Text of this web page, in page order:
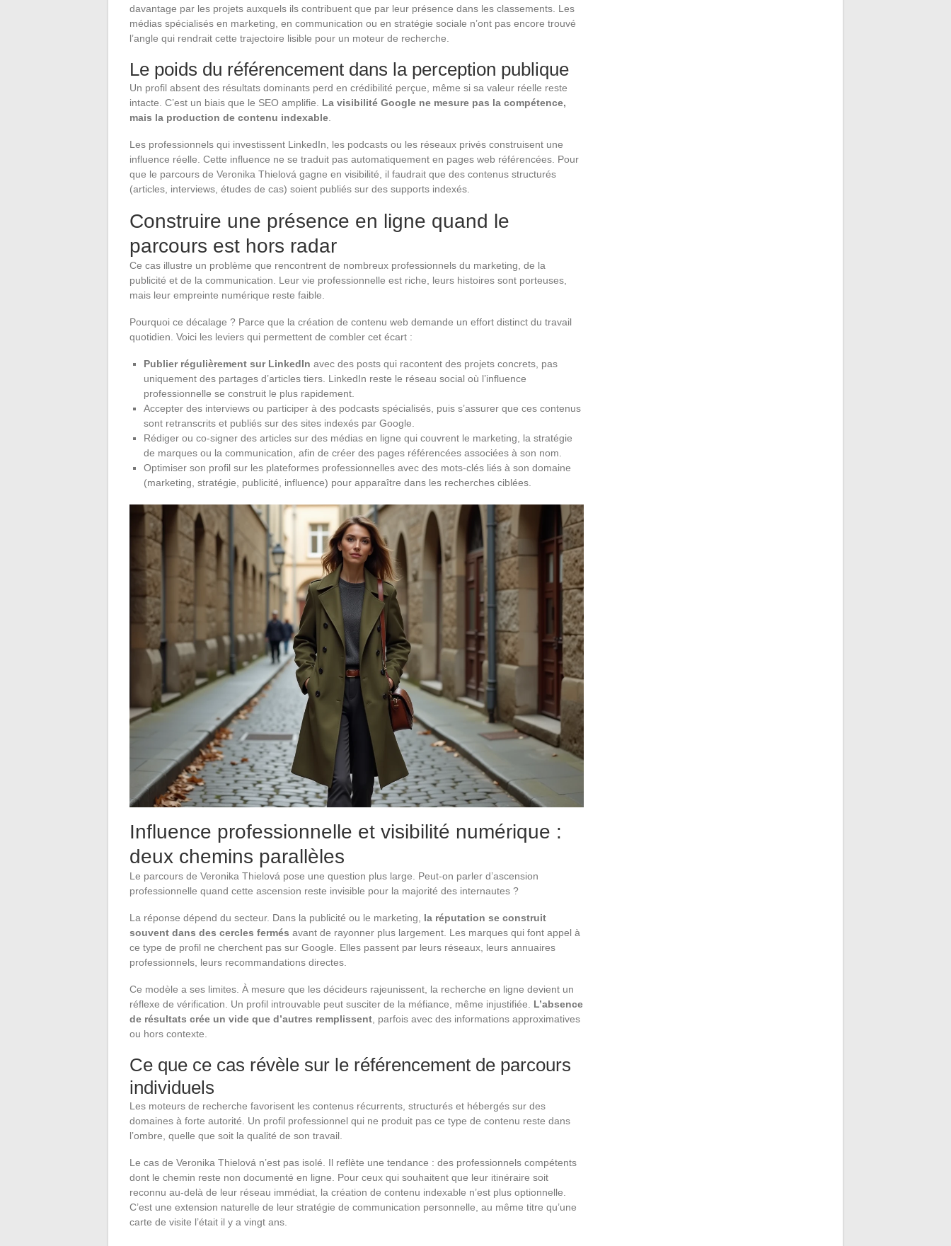
davantage par les projets auxquels ils contribuent que par leur présence dans les classements. Les
médias spécialisés en marketing, en communication ou en stratégie sociale n’ont pas encore trouvé
l’angle qui rendrait cette trajectoire lisible pour un moteur de recherche.
Le poids du référencement dans la perception publique
Un profil absent des résultats dominants perd en crédibilité perçue, même si sa valeur réelle reste
intacte. C’est un biais que le SEO amplifie. La visibilité Google ne mesure pas la compétence,
mais la production de contenu indexable
Les professionnels qui investissent LinkedIn, les podcasts ou les réseaux privés construisent une
influence réelle. Cette influence ne se traduit pas automatiquement en pages web référencées. Pour
que le parcours de Veronika Thielová gagne en visibilité, il faudrait que des contenus structurés
(articles, interviews, études de cas) soient publiés sur des supports indexés.
Construire une présence en ligne quand le
parcours est hors radar
Ce cas illustre un problème que rencontrent de nombreux professionnels du marketing, de la
publicité et de la communication. Leur vie professionnelle est riche, leurs histoires sont porteuses,
mais leur empreinte numérique reste faible.
Pourquoi ce décalage ? Parce que la création de contenu web demande un effort distinct du travail
quotidien. Voici les leviers qui permettent de combler cet écart :
Publier régulièrement sur LinkedIn avec des posts qui racontent des projets concrets, pas
uniquement des partages d’articles tiers. LinkedIn reste le réseau social où l’influence
professionnelle se construit le plus rapidement.
Accepter des interviews ou participer à des podcasts spécialisés, puis s’assurer que ces contenus
sont retranscrits et publiés sur des sites indexés par Google.
Rédiger ou co-signer des articles sur des médias en ligne qui couvrent le marketing, la stratégie
de marques ou la communication, afin de créer des pages référencées associées à son nom.
Optimiser son profil sur les plateformes professionnelles avec des mots-clés liés à son domaine
(marketing, stratégie, publicité, influence) pour apparaître dans les recherches ciblées.
Influence professionnelle et visibilité numérique :
deux chemins parallèles
Le parcours de Veronika Thielová pose une question plus large. Peut-on parler d’ascension
professionnelle quand cette ascension reste invisible pour la majorité des internautes ?
La réponse dépend du secteur. Dans la publicité ou le marketing, la réputation se construit
souvent dans des cercles fermés avant de rayonner plus largement. Les marques qui font appel à
ce type de profil ne cherchent pas sur Google. Elles passent par leurs réseaux, leurs annuaires
professionnels, leurs recommandations directes.
Ce modèle a ses limites. À mesure que les décideurs rajeunissent, la recherche en ligne devient un
réflexe de vérification. Un profil introuvable peut susciter de la méfiance, même injustifiée. L’absence
de résultats crée un vide que d’autres remplissent , parfois avec des informations approximatives
ou hors contexte.
Ce que ce cas révèle sur le référencement de parcours
individuels
Les moteurs de recherche favorisent les contenus récurrents, structurés et hébergés sur des
domaines à forte autorité. Un profil professionnel qui ne produit pas ce type de contenu reste dans
l’ombre, quelle que soit la qualité de son travail.
Le cas de Veronika Thielová n’est pas isolé. Il reflète une tendance : des professionnels compétents
dont le chemin reste non documenté en ligne. Pour ceux qui souhaitent que leur itinéraire soit
reconnu au-delà de leur réseau immédiat, la création de contenu indexable n’est plus optionnelle.
C’est une extension naturelle de leur stratégie de communication personnelle, au même titre qu’une
carte de visite l’était il y a vingt ans.